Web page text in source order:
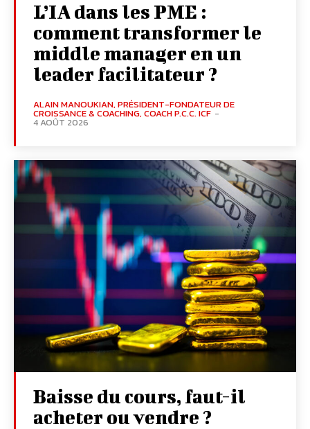
L’IA dans les PME :
comment transformer le
middle manager en un
leader facilitateur ?
ALAIN MANOUKIAN, PRÉSIDENT-FONDATEUR DE
CROISSANCE & COACHING, COACH P.C.C. ICF -
4 AOÛT 2026
Baisse du cours, faut-il
acheter ou vendre ?